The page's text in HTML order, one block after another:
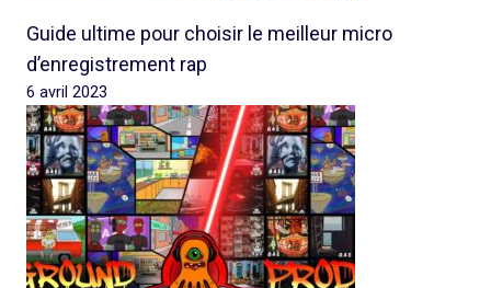
Guide ultime pour choisir le meilleur micro
d’enregistrement rap
6 avril 2023